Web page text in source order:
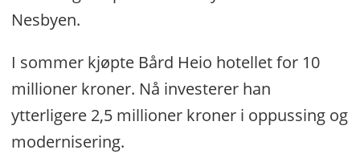
Nesbyen.
I sommer kjøpte Bård Heio hotellet for 10
millioner kroner. Nå investerer han
ytterligere 2,5 millioner kroner i oppussing og
modernisering.